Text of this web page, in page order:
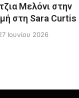
Μελόνι στην
στη Sara Curtis
Ιουνίου 2026